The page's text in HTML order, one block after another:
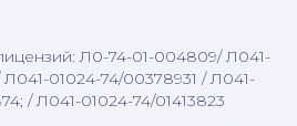
Л0-74-01-004809/ Л041-
01024-74/00378931 / Л041-
/ Л041-01024-74/01413823